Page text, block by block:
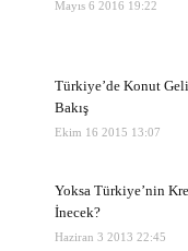
Mayıs 6 2016 19:22
Türkiye’de Konut
Bakış
Ekim 16 2015 13:07
Yoksa Türkiye’nin
İnecek?
Haziran 3 2013 22:45